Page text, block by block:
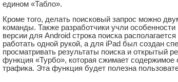
едином «Табло».
Кроме того, делать поисковый запрос можно
команды. Также разработчики учли
версии для Android строка поиска
работать одной рукой, а для iPad был создан
просматривать результаты поиска и открытый
функция «Турбо», которая сжимает
трафика. Эта функция будет полезна